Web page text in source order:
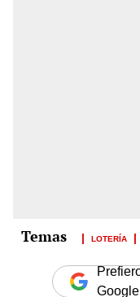
LOTERÍA
Google